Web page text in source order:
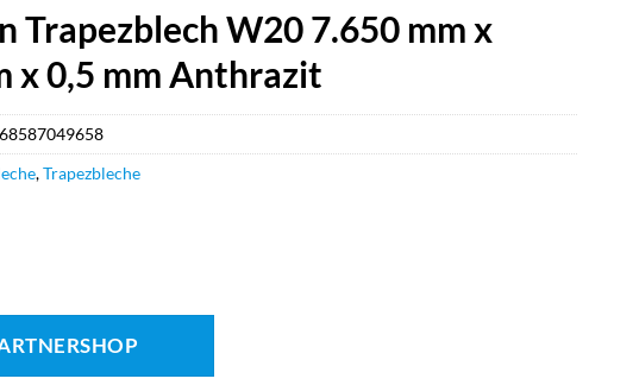
Trapezblech W20 7.650 mm x
x 0,5 mm Anthrazit
,Trapezbleche